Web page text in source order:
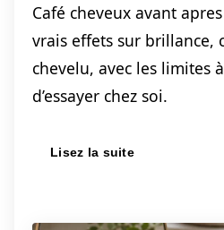
Café cheveux avant
vrais effets sur brillance,
chevelu, avec les limites
d’essayer chez soi.
Lisez la suite